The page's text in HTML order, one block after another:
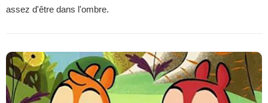
assez d'être dans l'ombre.